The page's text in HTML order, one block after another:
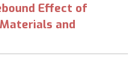
Effect of
and